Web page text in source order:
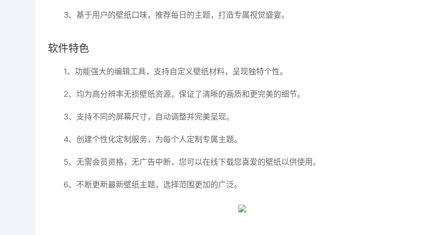
3、基于用户的壁纸口味，推荐每日的主题，打造专属视觉盛宴。
软件特色
1、功能强大的编辑工具，支持自定义壁纸材料，呈现独特个性。
2、均为高分辨率无损壁纸资源，保证了清晰的画质和更完美的细节。
3、支持不同的屏幕尺寸，自动调整并完美呈现。
4、创建个性化定制服务，为每个人定制专属主题。
5、无需会员资格，无广告中断，您可以在线下载您喜爱的壁纸以供使用。
6、不断更新最新壁纸主题，选择范围更加的广泛。